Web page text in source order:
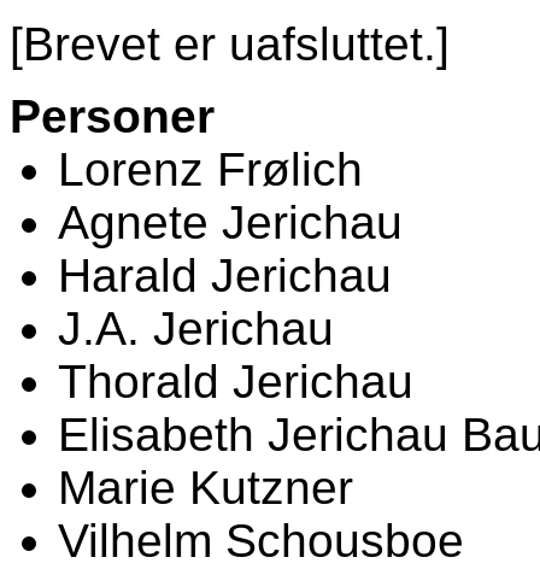
[Brevet er uafsluttet.]
Personer
Lorenz Frølich
Agnete Jerichau
Harald Jerichau
J.A. Jerichau
Thorald Jerichau
Elisabeth Jerichau
Marie Kutzner
Vilhelm Schousboe